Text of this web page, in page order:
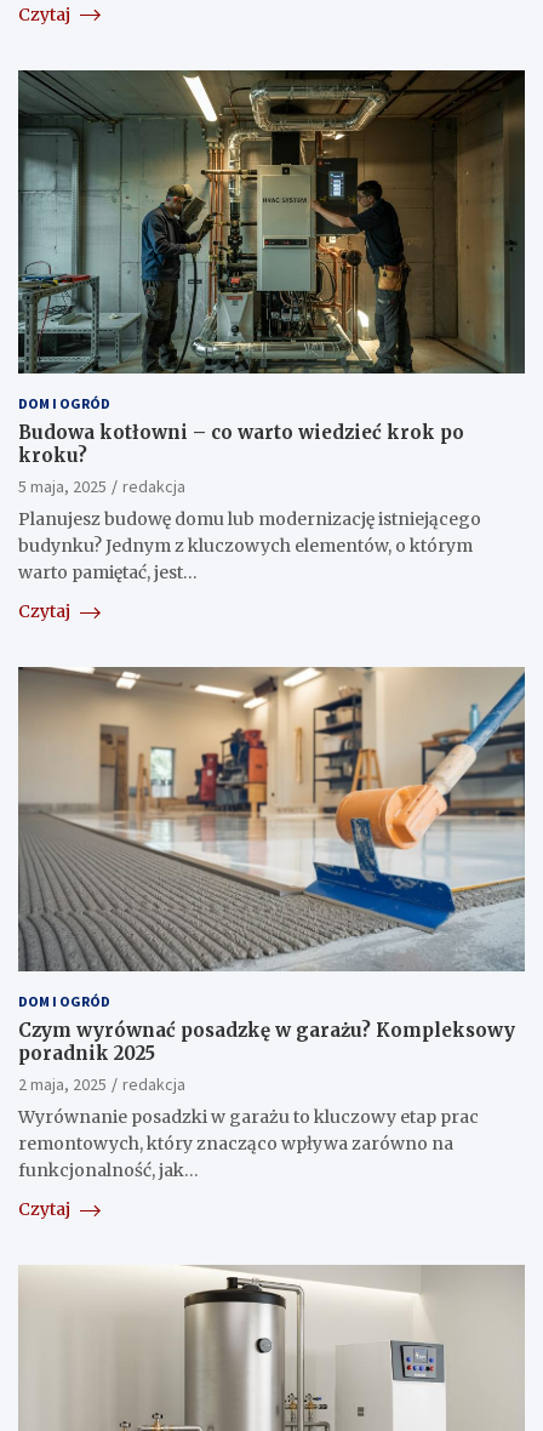
Czytaj
DOM I OGRÓD
Budowa kotłowni – co warto wiedzieć krok po
kroku?
5 maja, 2025
redakcja
Planujesz budowę domu lub modernizację istniejącego
budynku? Jednym z kluczowych elementów, o którym
warto pamiętać, jest…
Czytaj
DOM I OGRÓD
Czym wyrównać posadzkę w garażu? Kompleksowy
poradnik 2025
2 maja, 2025
redakcja
Wyrównanie posadzki w garażu to kluczowy etap prac
remontowych, który znacząco wpływa zarówno na
funkcjonalność, jak…
Czytaj